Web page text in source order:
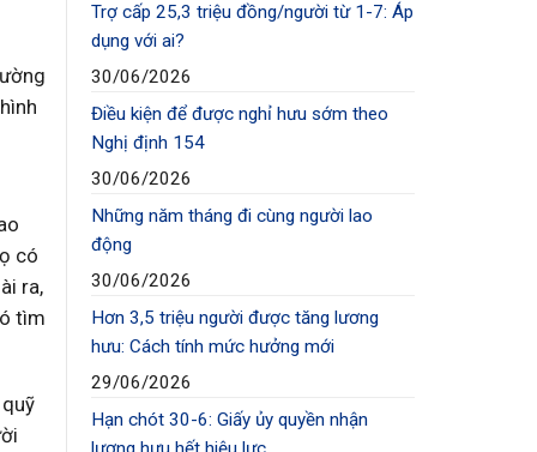
có
ra,
tìm
Trợ cấp 25,3 triệu đồng/người từ 1-7: Áp
dụng với ai?
30/06/2026
Điều kiện để được nghỉ hưu sớm theo
Nghị định 154
30/06/2026
Những năm tháng đi cùng người lao
động
30/06/2026
Hơn 3,5 triệu người được tăng lương
hưu: Cách tính mức hưởng mới
29/06/2026
Hạn chót 30-6: Giấy ủy quyền nhận